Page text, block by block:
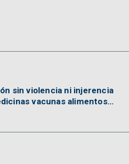
sin violencia ni injerencia
vacunas alimentos…